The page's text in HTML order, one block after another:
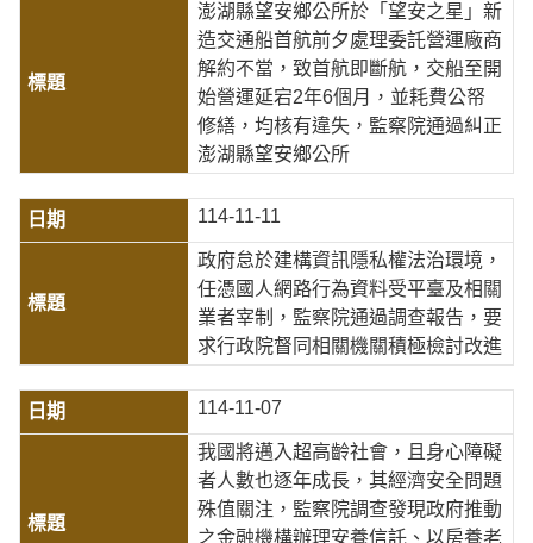
澎湖縣望安鄉公所於「望安之星」新
造交通船首航前夕處理委託營運廠商
解約不當，致首航即斷航，交船至開
始營運延宕2年6個月，並耗費公帑
修繕，均核有違失，監察院通過糾正
澎湖縣望安鄉公所
114-11-11
政府怠於建構資訊隱私權法治環境，
任憑國人網路行為資料受平臺及相關
業者宰制，監察院通過調查報告，要
求行政院督同相關機關積極檢討改進
114-11-07
我國將邁入超高齡社會，且身心障礙
者人數也逐年成長，其經濟安全問題
殊值關注，監察院調查發現政府推動
之金融機構辦理安養信託、以房養老